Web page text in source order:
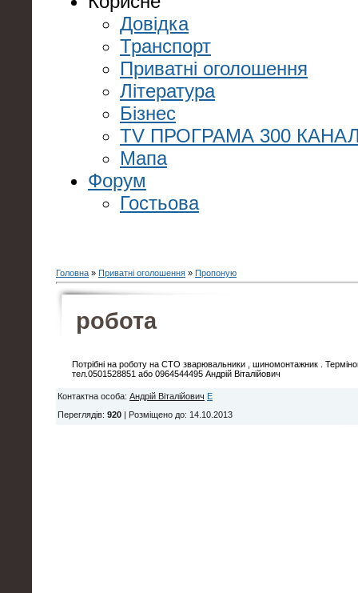
Довідка
Транспорт
Приватні оголошення
Література
Бізнес
TV ПРОГРАМА 300
Мапа
Форум
Гостьова
Головна » Приватні оголошення » Пропоную
робота
Потрібні на роботу на СТО зварювальники , шиномонтажник .
тел.0501528851 або 0964544495 Андрій Віталійович
Контактна особа: Андрій Віталійович E
Переглядів: 920 Розміщено до: 14.10.2013